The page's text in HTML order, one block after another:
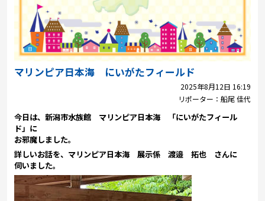
ニュース
天気
プレゼント
キッズ
ケンジュ 愛の募金
Well-being
会社概要・ビジョン
マリンピア日本海 にいがたフィールド
2025年8月12日 16:19
リポーター： 船尾 佳代
今日は、新潟市水族館 マリンピア日本海 「にいがたフィール
ド」に
お邪魔しました。
詳しいお話を、 マリンピア日本海 展示係 渡邉 拓也 さんに
伺いました。